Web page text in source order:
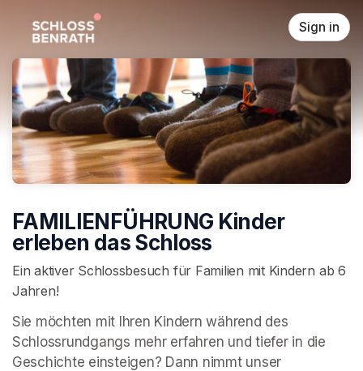
Sign in
FAMILIENFÜHRUNG Kinder
erleben das Schloss
Ein aktiver Schlossbesuch für Familien mit Kindern ab 6
Jahren!
Sie möchten mit Ihren Kindern während des
Schlossrundgangs mehr erfahren und tiefer in die
Geschichte einsteigen? Dann nimmt unser